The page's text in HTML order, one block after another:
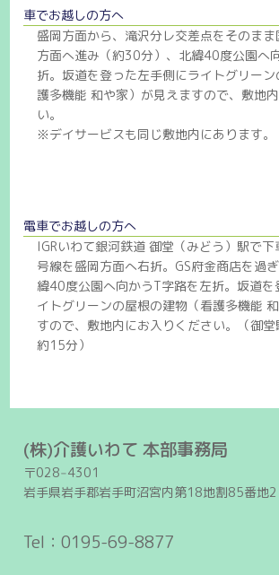
車でお越しの方へ
盛岡方面から、滝沢分レ交差点をそのま
方面へ進み（約30分）、北緯40度公園へ
折。坂道を登った左手側にライトグリー
護多機能 和や家）が見えますので、敷地
い。
※デイサービスも同じ敷地内にあります。
電車でお越しの方へ
IGRいわて銀河鉄道 御堂（みどう）駅で
号線を盛岡方面へ右折。GS府金商店を過
緯40度公園へ向かうT字路を左折。坂道を
イトグリーンの屋根の建物（看護多機能
すので、敷地内にお入りください。（御
約15分）
(株)介護いわて 本部事務局
〒028‒4301
岩手県岩手郡岩手町沼宮内第18地割85番地2
Tel：0195-69-8877